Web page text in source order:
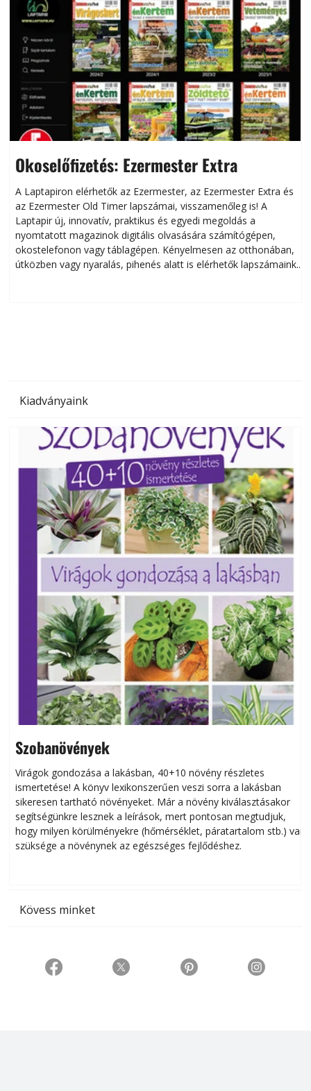
Okoselőfizetés: Ezermester Extra
A Laptapiron elérhetők az Ezermester, az Ezermester Extra és
az Ezermester Old Timer lapszámai, visszamenőleg is! A
Laptapir új, innovatív, praktikus és egyedi megoldás a
nyomtatott magazinok digitális olvasására számítógépen,
okostelefonon vagy táblagépen. Kényelmesen az otthonában,
útközben vagy nyaralás, pihenés alatt is elérhetők lapszámaink.
Kiadványaink
Szobanövények
Virágok gondozása a lakásban, 40+10 növény részletes
ismertetése! A könyv lexikonszerűen veszi sorra a lakásban
sikeresen tart­ha­tó növényeket. Már a növény kiválasztásakor
segítségünkre lesznek a leírások, mert pontosan megtudjuk,
hogy milyen körülményekre (hőmérséklet, páratartalom stb.) van
szüksége a növénynek az egészséges fejlődéshez.
Kövess minket